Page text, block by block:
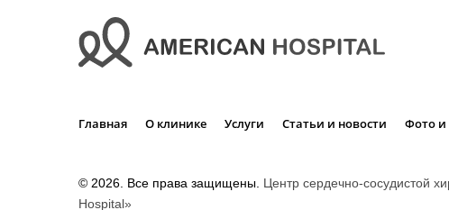
Главная О клинике Услуги Статьи и новости Фото и
© 2026 . Все права защищены. Центр сердечно-сосудистой
Hospital»